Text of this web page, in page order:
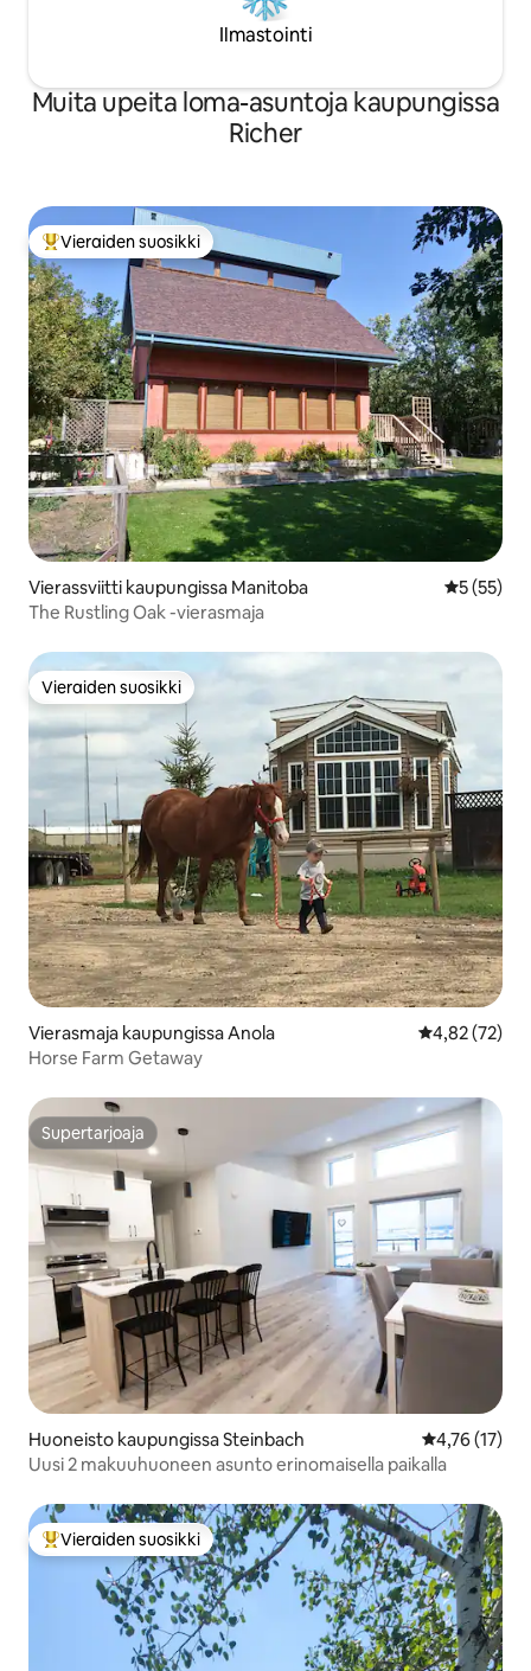
Ilmastointi
Muita upeita loma-asuntoja kaupungissa
Richer
Vieraiden suosikkien parhaimmistoa
Vieraiden suosikki
Vierassviitti kaupungissa Manitoba
5 (55)
The Rustling Oak -vierasmaja
Vieraiden suosikki
Vieraiden suosikki
Vierasmaja kaupungissa Anola
4,82 (72)
Horse Farm Getaway
Supertarjoaja
Supertarjoaja
Huoneisto kaupungissa Steinbach
4,76 (17)
Uusi 2 makuuhuoneen asunto erinomaisella paikalla
Vieraiden suosikkien parhaimmistoa
Vieraiden suosikki